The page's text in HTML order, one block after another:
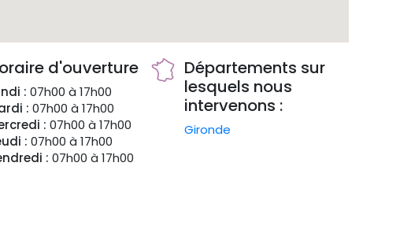
d'ouverture
: 07h00 à 17h00
: 07h00 à 17h00
: 07h00 à 17h00
: 07h00 à 17h00
: 07h00 à 17h00
Départements sur
lesquels nous
intervenons :
Gironde